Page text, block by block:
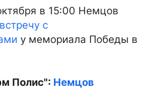
в 15:00 Немцов
с
у мемориала Победы в
Полис": Немцов